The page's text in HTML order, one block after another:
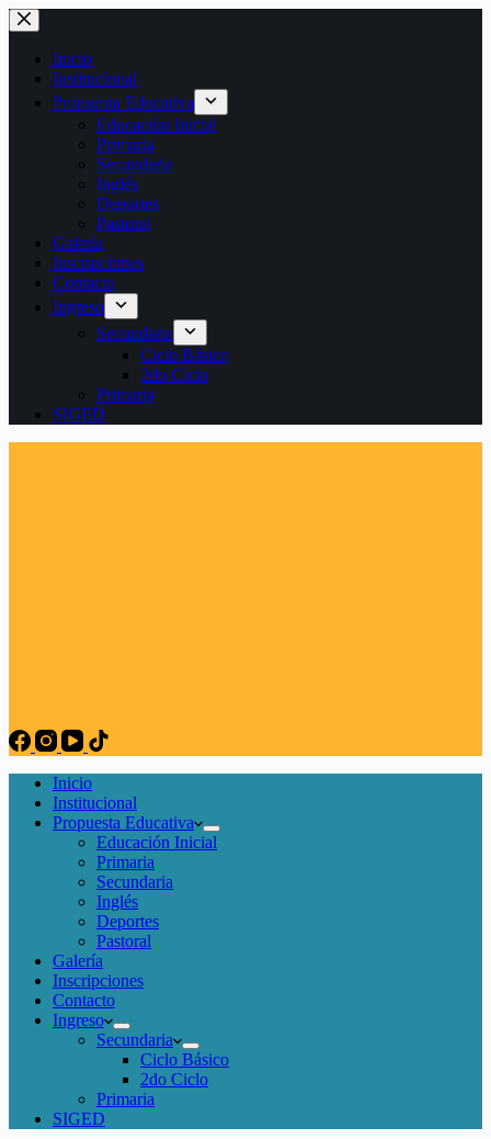
Saltar
al
contenido
Inicio
Institucional
Propuesta Educativa
Educación Inicial
Primaria
Secundaria
Inglés
Deportes
Pastoral
Galería
Inscripciones
Contacto
Ingreso
Secundaria
Ciclo Básico
2do Ciclo
Primaria
SIGED
Inicio
Institucional
Propuesta Educativa
Educación Inicial
Primaria
Secundaria
Inglés
Deportes
Pastoral
Galería
Inscripciones
Contacto
Ingreso
Secundaria
Ciclo Básico
2do Ciclo
Primaria
SIGED